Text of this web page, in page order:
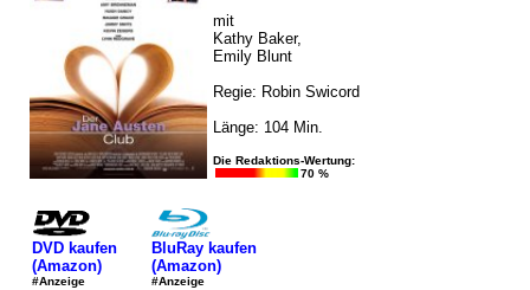
mit
Kathy Baker,
Emily Blunt
Regie: Robin Swicord
Länge: 104 Min.
Die Redaktions-Wertung:
70 %
DVD kaufen
(Amazon)
#Anzeige
BluRay kaufen
(Amazon)
#Anzeige